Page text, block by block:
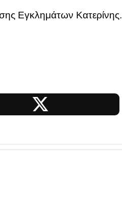
Εγκλημάτων Κατερίνης.